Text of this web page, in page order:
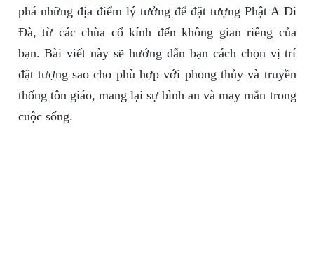
phá những địa điểm lý tưởng để đặt tượng Phật A Di
Đà, từ các chùa cổ kính đến không gian riêng của
bạn. Bài viết này sẽ hướng dẫn bạn cách chọn vị trí
đặt tượng sao cho phù hợp với phong thủy và truyền
thống tôn giáo, mang lại sự bình an và may mắn trong
cuộc sống.